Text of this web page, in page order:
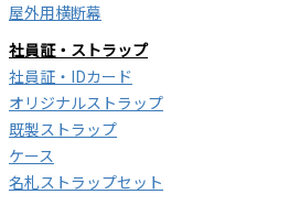
屋外用横断幕
社員証・ストラップ
社員証・IDカード
オリジナルストラップ
既製ストラップ
ケース
名札ストラップセット